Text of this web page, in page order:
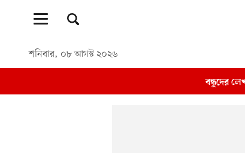
শনিবার, ০৮ আগস্ট ২০২৬
বন্ধুদের